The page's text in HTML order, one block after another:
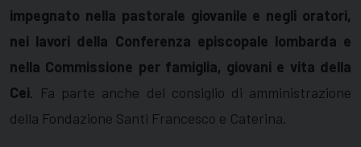
impegnato nella pastorale giovanile e negli oratori,
nei lavori della Conferenza episcopale lombarda e
nella Commissione per famiglia, giovani e vita della
Cei. Fa parte anche del consiglio di amministrazione
della Fondazione Santi Francesco e Caterina.